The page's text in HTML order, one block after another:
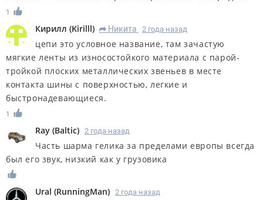
1
Кирилл (Kirilll) R Никита 2 года назад
цепи это условное название, там зачастую
мягкие ленты из износостойкого материала с парой-
тройкой плоских металлических звеньев в месте
контакта шины с поверхностью, легкие и
быстронадевающиеся.
1
Ray (Baltic) 2 года назад
Часть шарма гелика за пределами европы всегда
был его звук, низкий как у грузовика
Ural (RunningMan) 2 года назад